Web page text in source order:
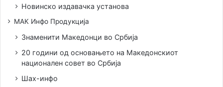
Новинско издавачка установа
МАК Инфо Продукција
Знаменити Македонци во Србија
20 години од основањето на Македонскиот
национален совет во Србија
Шах-инфо